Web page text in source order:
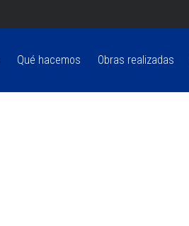
Qué hacemos Obras realizadas